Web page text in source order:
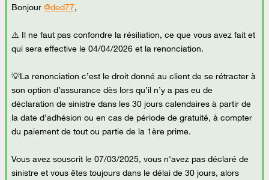
Bonjour@ded77,
⚠️ Il ne faut pas confondre la résiliation, ce que vous avez fait et
qui sera effective le 04/04/2026 et la renonciation.
💡La renonciation c’est le droit donné au client de se rétracter à
son option d’assurance dès lors qu’il n’y a pas eu de
déclaration de sinistre dans les 30 jours calendaires à partir de
la date d’adhésion ou en cas de période de gratuité, à compter
du paiement de tout ou partie de la 1ère prime.
Vous avez souscrit le 07/03/2025, vous n'avez pas déclaré de
sinistre et vous êtes toujours dans le délai de 30 jours, alors